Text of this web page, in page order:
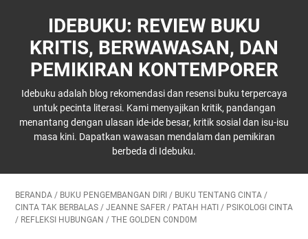
IDEBUKU: REVIEW BUKU
KRITIS, BERWAWASAN, DAN
PEMIKIRAN KONTEMPORER
Idebuku adalah blog rekomendasi dan resensi buku terpercaya
untuk pecinta literasi. Kami menyajikan kritik, pandangan
menantang dengan ulasan ide-ide besar, kritik sosial dan isu-isu
masa kini. Dapatkan wawasan mendalam dan pemikiran
berbeda di Idebuku.
BERANDA / BUKU PENGEMBANGAN DIRI / BUKU TENTANG CINTA /
CINTA TAK BERBALAS / JEANNE SAFER / PATAH HATI / PSIKOLOGI CINTA
/ REFLEKSI HUBUNGAN / THE GOLDEN C0ND0M